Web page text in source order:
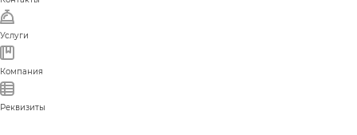
Услуги
Компания
Реквизиты